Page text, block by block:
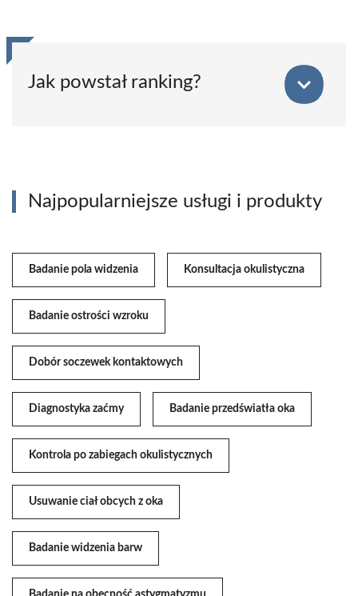
Jak powstał ranking?
Najpopularniejsze usługi i produkty
Badanie pola widzenia Konsultacja okulistyczna
Badanie ostrości wzroku
Dobór soczewek kontaktowych
Diagnostyka zaćmy Badanie przedświatła oka
Kontrola po zabiegach okulistycznych
Usuwanie ciał obcych z oka
Badanie widzenia barw